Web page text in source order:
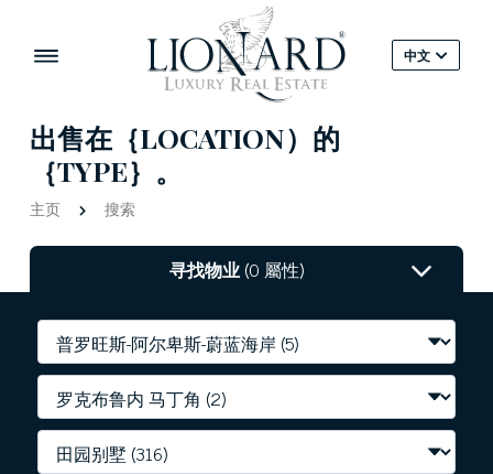
中文
出售在｛LOCATION）的
｛TYPE｝。
主页 搜索
寻找物业(0 屬性)